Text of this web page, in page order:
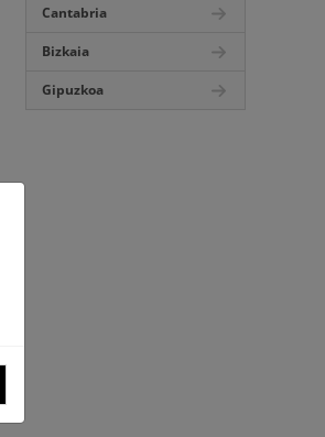
Cantabria
Bizkaia
Gipuzkoa